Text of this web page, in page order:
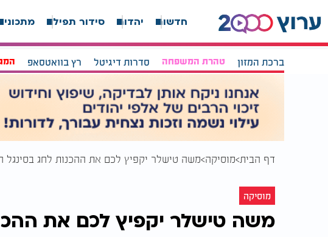
חדשות יהדות סידור תפילה
ברכת המזון טהרת המשפחה סדרות דיגיטל רץ בוואטסאפ
דף הבית מוסיקה משה טישלר יקפיץ לכם את ההכנות לחג בסינגל
מוסיקה
משה טישלר יקפיץ לכם את